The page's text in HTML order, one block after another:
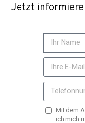
Jetzt
Mit dem
ich mich